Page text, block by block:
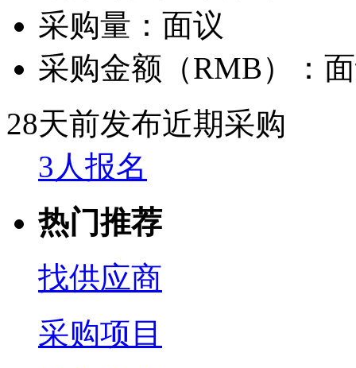
采购量： 面议
采购金额（RMB）：
28天前发布近期采购
3人报名
热门推荐
找供应商
采购项目